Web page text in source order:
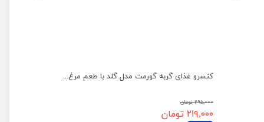
کنسرو غذای گربه گورمت مدل گلد با طعم مرغ وزن ۸۵ گرم
۲۹۵,۰۰۰ تومان
۲۱۹,۰۰۰ تومان